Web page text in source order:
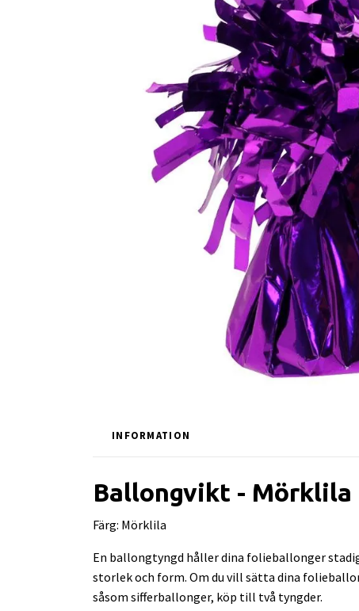
INFORMATION
Ballongvikt - Mörklila
Färg: Mörklila
En ballongtyngd håller dina folieballonger
storlek och form. Om du vill sätta dina
såsom sifferballonger, köp till två tyngder.